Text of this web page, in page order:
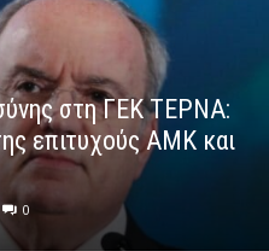
στη ΓΕΚ ΤΕΡΝΑ:
επιτυχούς ΑΜΚ και
0